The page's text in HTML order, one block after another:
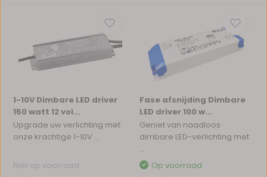
1-10V Dimbare LED driver
150 watt 12 vol...
Upgrade uw verlichting met
onze krachtige 1-10V ...
Niet op voorraad
Fase afsnijding Dimbare
LED driver 100 w...
Geniet van naadloos
dimbare LED-verlichting met
...
Op voorraad